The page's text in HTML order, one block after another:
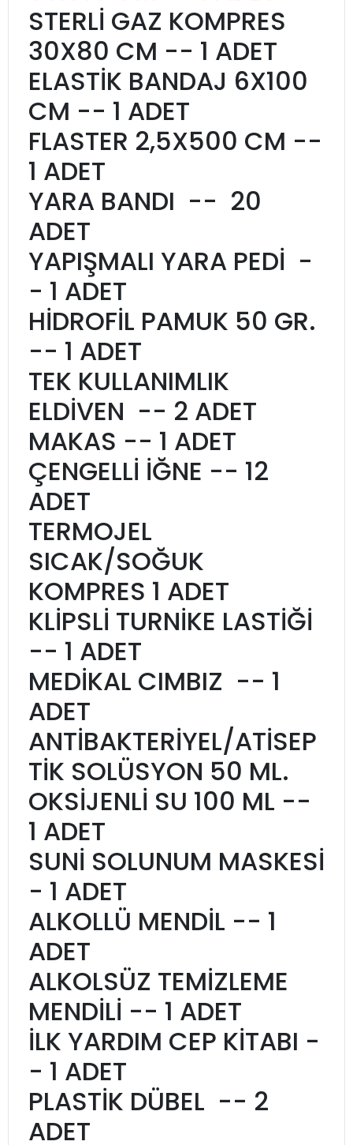
STERLİ GAZ KOMPRES
30X80 CM -- 1 ADET
ELASTİK BANDAJ 6X100
CM -- 1 ADET
FLASTER 2,5X500 CM --
1 ADET
YARA BANDI -- 20
ADET
YAPIŞMALI YARA PEDİ -
- 1 ADET
HİDROFİL PAMUK 50 GR.
-- 1 ADET
TEK KULLANIMLIK
ELDİVEN -- 2 ADET
MAKAS -- 1 ADET
ÇENGELLİ İĞNE -- 12
ADET
TERMOJEL
SICAK/SOĞUK
KOMPRES 1 ADET
KLİPSLİ TURNİKE LASTİĞİ
-- 1 ADET
MEDİKAL CIMBIZ -- 1
ADET
ANTİBAKTERİYEL/ATİSEP
TİK SOLÜSYON 50 ML.
OKSİJENLİ SU 100 ML --
1 ADET
SUNİ SOLUNUM MASKESİ
- 1 ADET
ALKOLLÜ MENDİL -- 1
ADET
ALKOLSÜZ TEMİZLEME
MENDİLİ -- 1 ADET
İLK YARDIM CEP KİTABI -
- 1 ADET
PLASTİK DÜBEL -- 2
ADET